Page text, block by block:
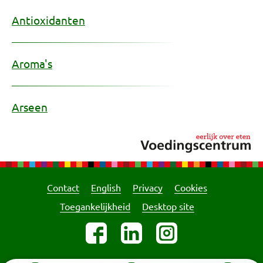
Antioxidanten
Aroma's
Arseen
Contact English Privacy
Cookies
Toegankelijkheid
Desktop site